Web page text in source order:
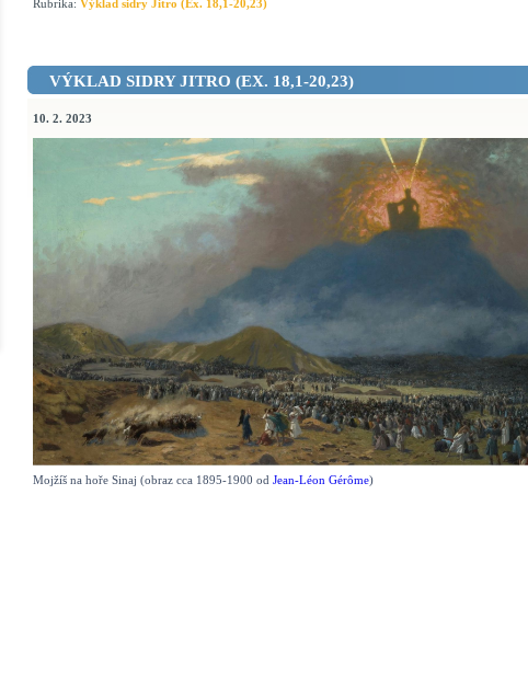
Rubrika: Výklad sidry Jitro (Ex. 18,1-20,23)
VÝKLAD SIDRY JITRO (EX. 18,1-20,23)
10. 2. 2023
Mojžíš na hoře Sinaj (obraz cca 1895-1900 od Jean-Léon Gérôme)